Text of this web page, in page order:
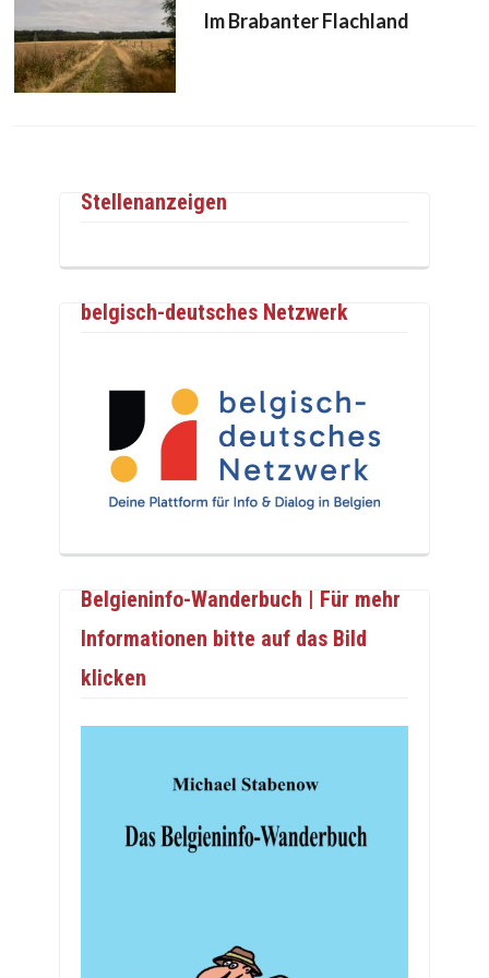
Im Brabanter Flachland
Stellenanzeigen
belgisch-deutsches Netzwerk
Belgieninfo-Wanderbuch | Für mehr
Informationen bitte auf das Bild
klicken